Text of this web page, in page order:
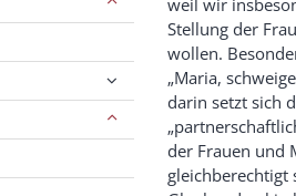
weil wir
Stellung der
wollen.
„Maria,
darin setzt sich
der Frauen und
gleichberechtigt